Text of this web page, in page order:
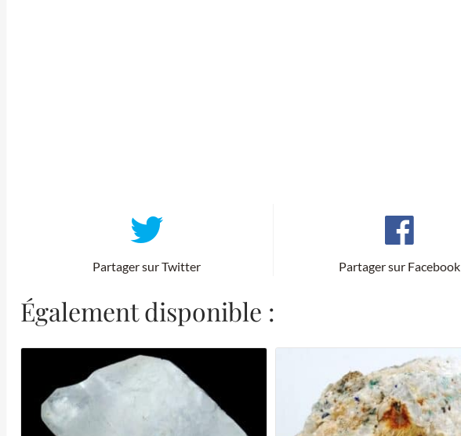
Partager sur Twitter Partager sur Facebook
Également disponible :